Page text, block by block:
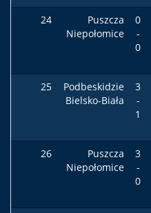
24
Puszcza
Niepołomice
0
-
0
25
Podbeskidzie
Bielsko-Biała
3
-
1
26
Puszcza
Niepołomice
3
-
0